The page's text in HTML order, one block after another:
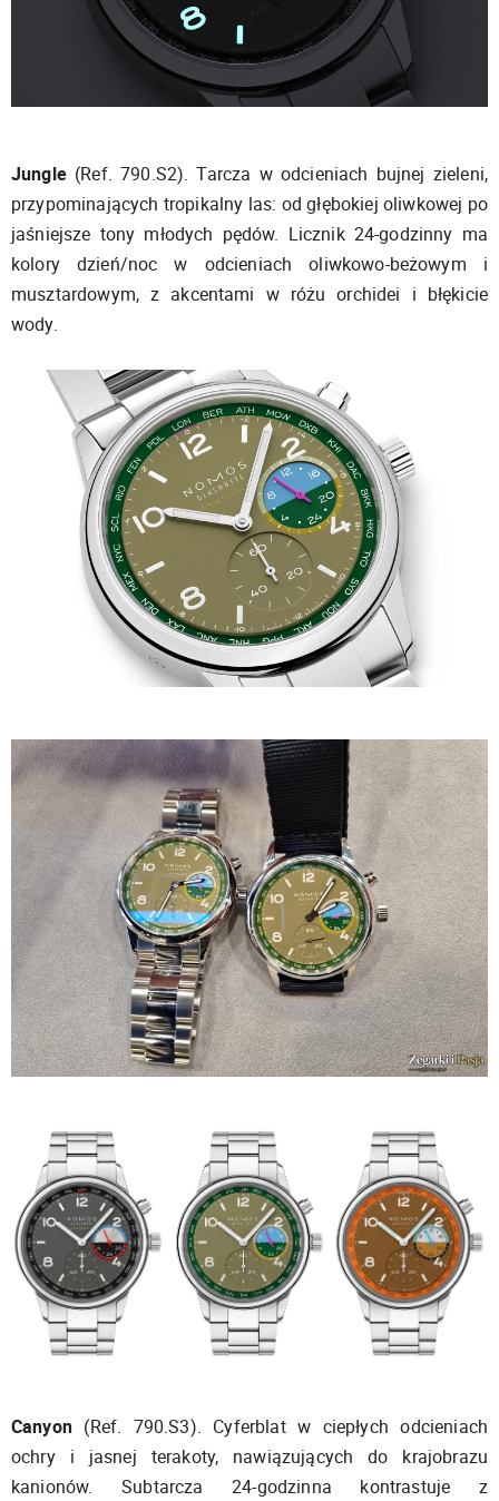
Jungle(Ref. 790.S2). Tarcza w odcieniach bujnej zieleni,
przypominających tropikalny las: od głębokiej oliwkowej po
jaśniejsze tony młodych pędów. Licznik 24-godzinny ma
kolory dzień/noc w odcieniach oliwkowo-beżowym i
musztardowym, z akcentami w różu orchidei i błękicie
wody.
Canyon(Ref. 790.S3). Cyferblat w ciepłych odcieniach
ochry i jasnej terakoty, nawiązujących do krajobrazu
kanionów. Subtarcza 24-godzinna kontrastuje z